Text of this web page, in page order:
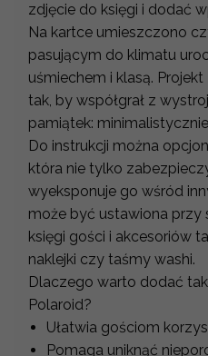
zdjęcie do księgi i dodać
Na kartce umieszczono
pasującym do klimatu
uśmiechem i klasą.
tak, by współgrał z
pamiątek:
Do instrukcji można
która nie tylko
wyeksponuje go wśród
może być ustawiona przy
księgi gości i akcesoriów
naklejki czy taśmy washi.
Dlaczego warto dodać
Polaroid?
Ułatwia gościom
Pomaga uniknąć